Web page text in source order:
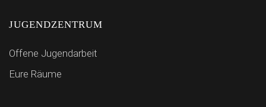
JUGENDZENTRUM
Offene Jugendarbeit
Eure Räume